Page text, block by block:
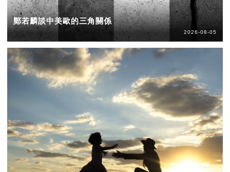
鄭若麟談中美歐的三角關係
2026-08-05